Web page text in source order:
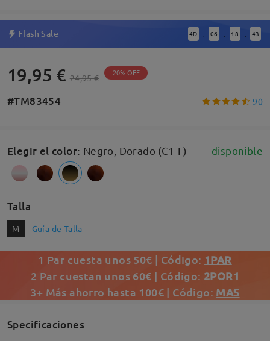
Flash Sale 4D : 06 : 18 : 42
19,95 € 24,95 € 20% OFF
#TM83454 90
Elegir el color: Negro, Dorado (C1-F) disponible
Talla
M Guía de Talla
1 Par cuesta unos 50€ | Código: 1PAR
2 Par cuestan unos 60€ | Código: 2POR1
3+ Más ahorro hasta 100€ | Código: MAS
Specificaciones